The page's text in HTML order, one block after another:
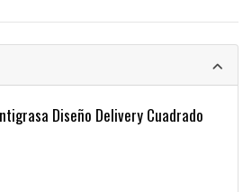
Diseño Delivery Cuadrado